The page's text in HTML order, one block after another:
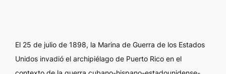
El 25 de julio de 1898, la Marina de Guerra de los Estados
Unidos invadió el archipiélago de Puerto Rico en el